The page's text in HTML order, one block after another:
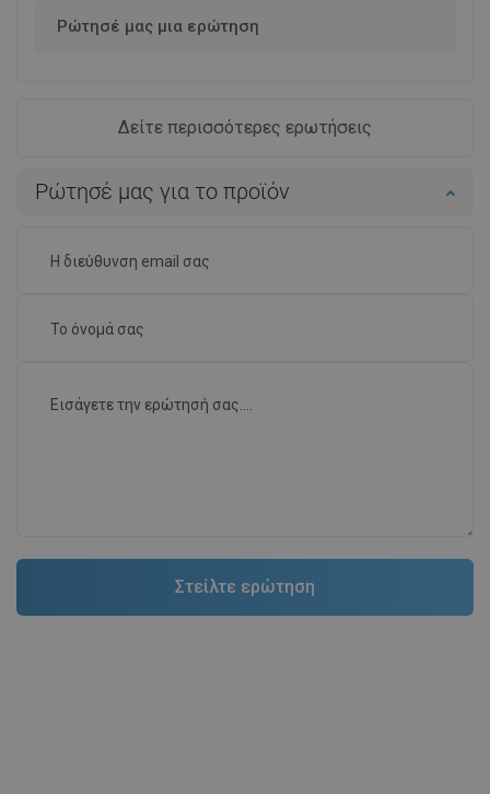
Ρώτησέ μας μια ερώτηση
Δείτε περισσότερες ερωτήσεις
Ρώτησέ μας για το προϊόν